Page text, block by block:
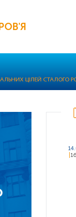
ЦІЛЕЙ СТАЛОГО